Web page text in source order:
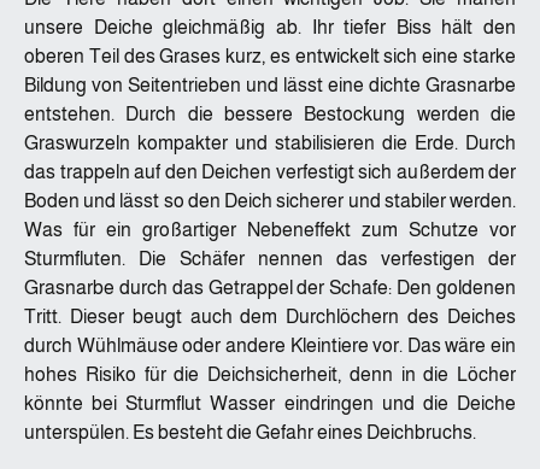
unsere Deiche gleichmäßig ab. Ihr tiefer Biss hält den
oberen Teil des Grases kurz, es entwickelt sich eine starke
Bildung von Seitentrieben und lässt eine dichte Grasnarbe
entstehen. Durch die bessere Bestockung werden die
Graswurzeln kompakter und stabilisieren die Erde. Durch
das trappeln auf den Deichen verfestigt sich außerdem der
Boden und lässt so den Deich sicherer und stabiler werden.
Was für ein großartiger Nebeneffekt zum Schutze vor
Sturmfluten. Die Schäfer nennen das verfestigen der
Grasnarbe durch das Getrappel der Schafe: Den goldenen
Tritt. Dieser beugt auch dem Durchlöchern des Deiches
durch Wühlmäuse oder andere Kleintiere vor. Das wäre ein
hohes Risiko für die Deichsicherheit, denn in die Löcher
könnte bei Sturmflut Wasser eindringen und die Deiche
unterspülen. Es besteht die Gefahr eines Deichbruchs.